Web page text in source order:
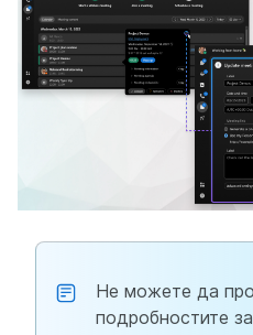
Не можете да
подробностите